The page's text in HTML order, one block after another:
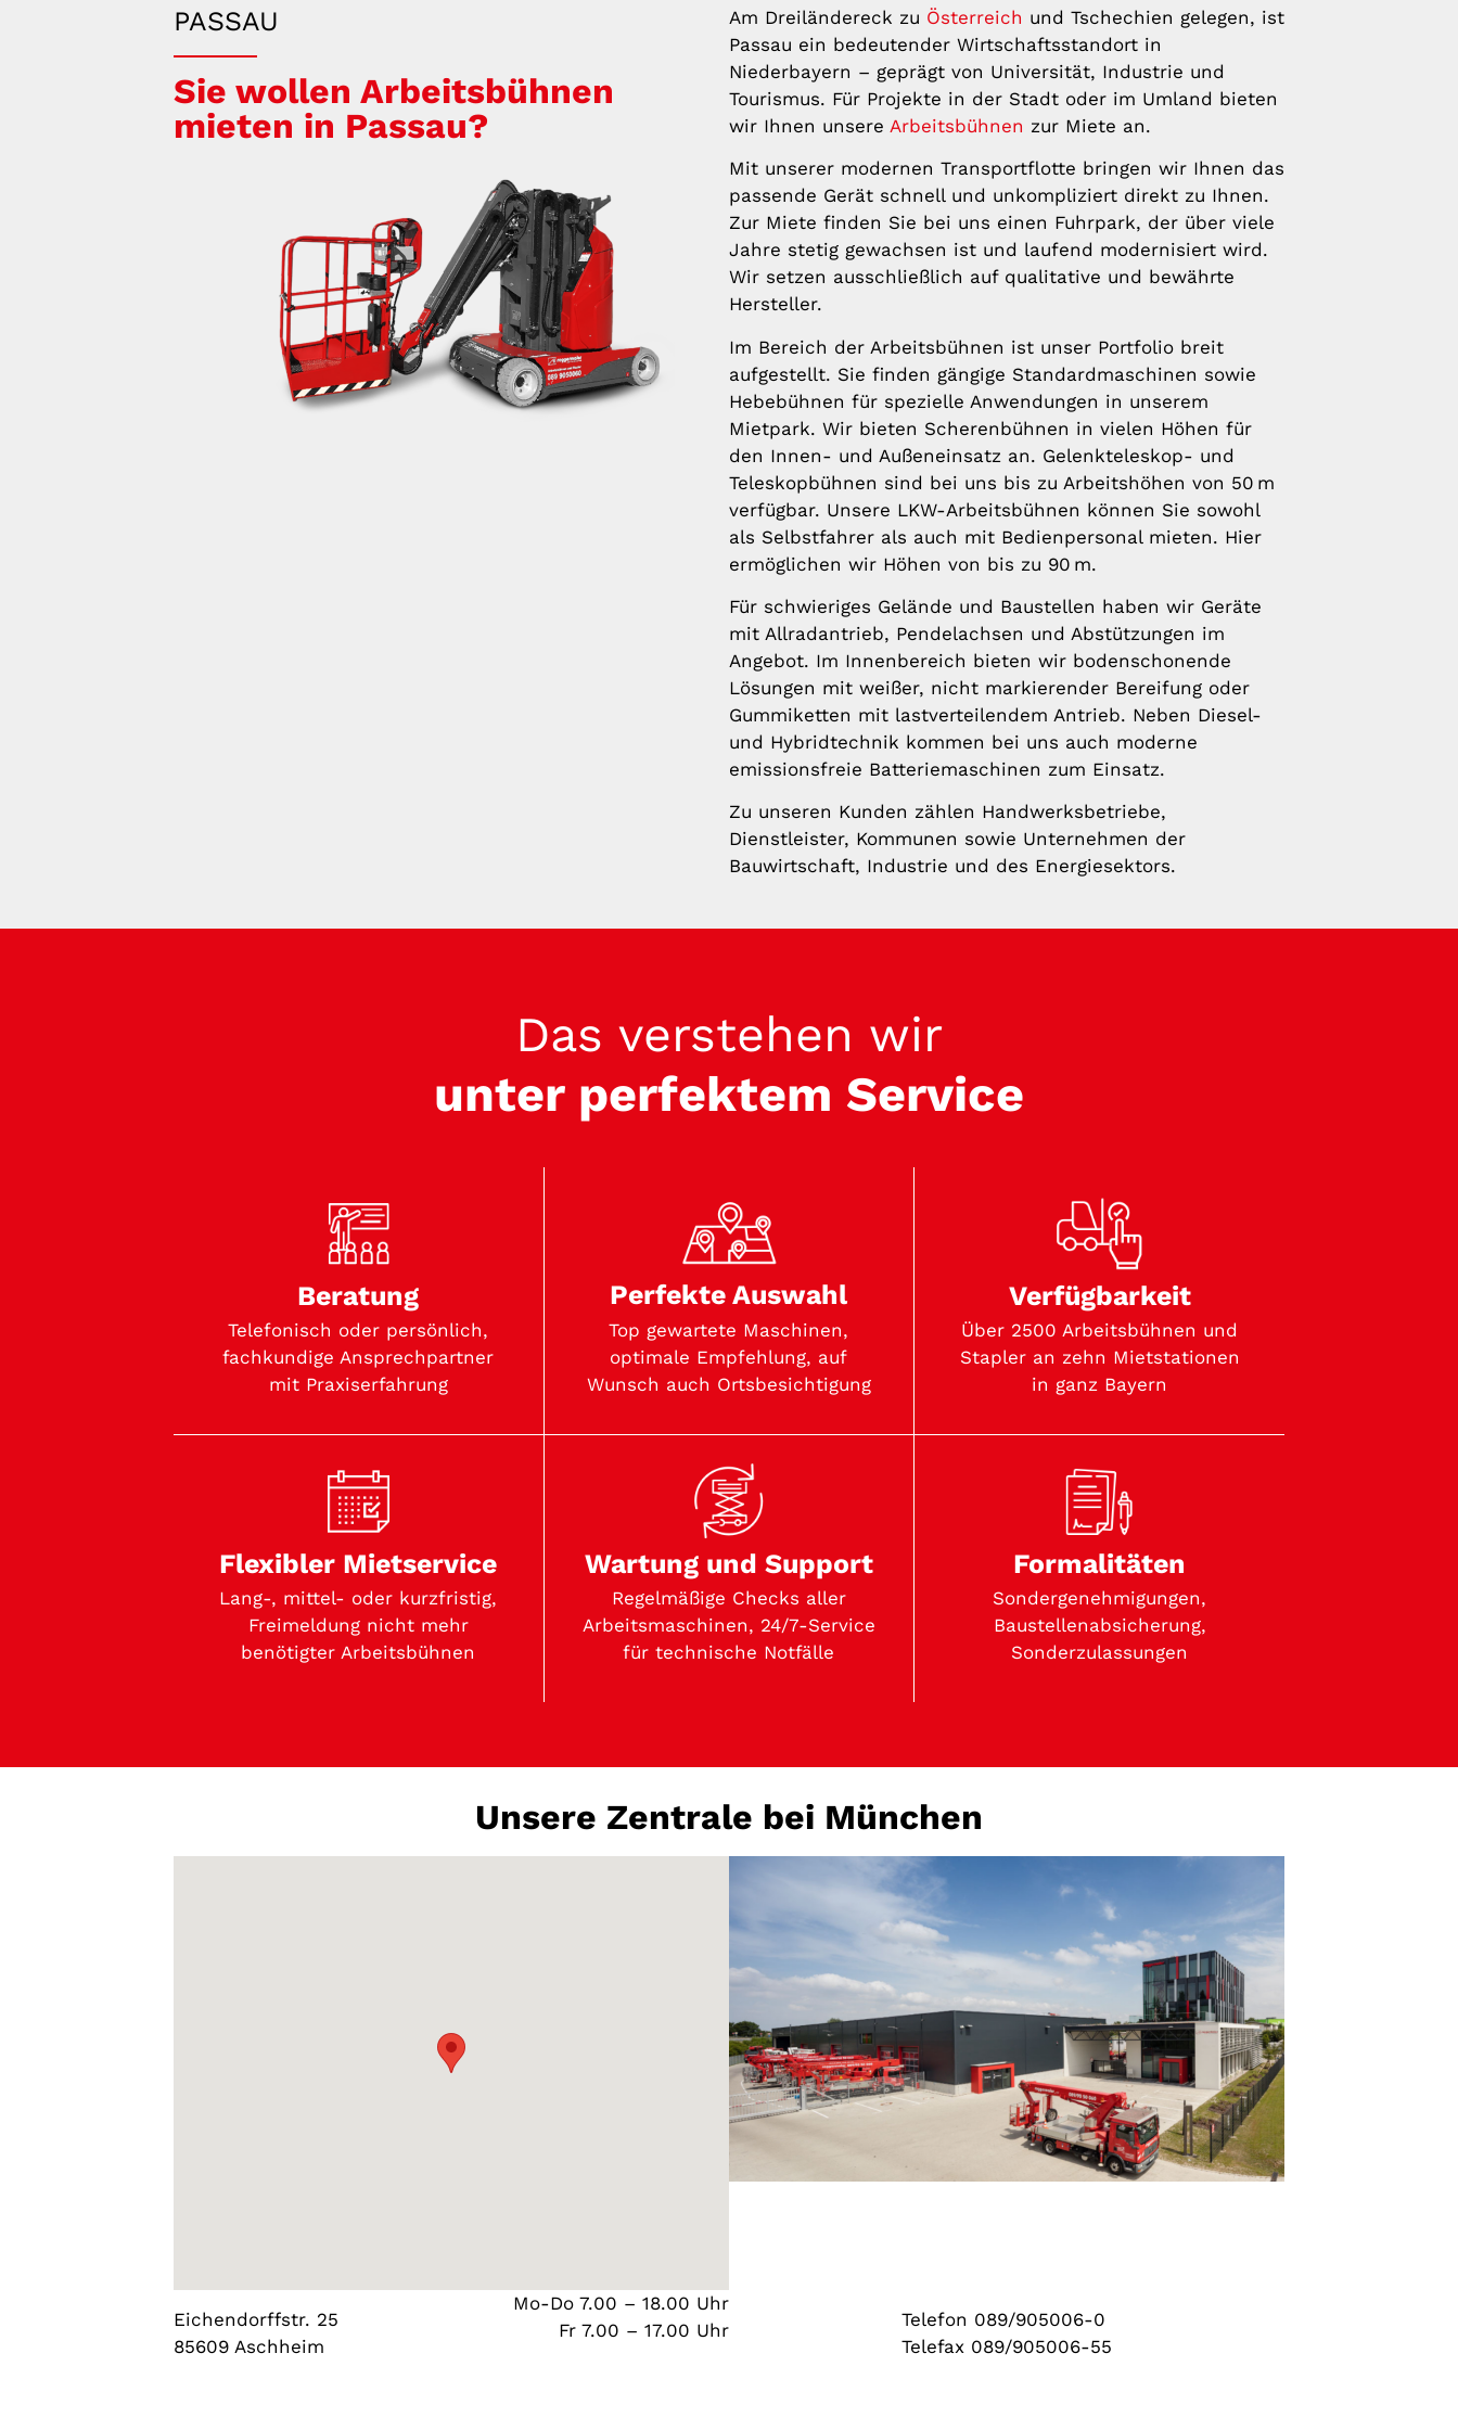
PASSAU
Sie wollen Arbeitsbühnen
mieten in Passau?
Am Dreiländereck zu Österreich und Tschechien gelegen, ist
Passau ein bedeutender Wirtschaftsstandort in
Niederbayern – geprägt von Universität, Industrie und
Tourismus. Für Projekte in der Stadt oder im Umland bieten
wir Ihnen unsere Arbeitsbühnen zur Miete an.
Mit unserer modernen Transportflotte bringen wir Ihnen das
passende Gerät schnell und unkompliziert direkt zu Ihnen.
Zur Miete finden Sie bei uns einen Fuhrpark, der über viele
Jahre stetig gewachsen ist und laufend modernisiert wird.
Wir setzen ausschließlich auf qualitative und bewährte
Hersteller.
Im Bereich der Arbeitsbühnen ist unser Portfolio breit
aufgestellt. Sie finden gängige Standardmaschinen sowie
Hebebühnen für spezielle Anwendungen in unserem
Mietpark. Wir bieten Scherenbühnen in vielen Höhen für
den Innen- und Außeneinsatz an. Gelenkteleskop- und
Teleskopbühnen sind bei uns bis zu Arbeitshöhen von 50 m
verfügbar. Unsere LKW-Arbeitsbühnen können Sie sowohl
als Selbstfahrer als auch mit Bedienpersonal mieten. Hier
ermöglichen wir Höhen von bis zu 90 m.
Für schwieriges Gelände und Baustellen haben wir Geräte
mit Allradantrieb, Pendelachsen und Abstützungen im
Angebot. Im Innenbereich bieten wir bodenschonende
Lösungen mit weißer, nicht markierender Bereifung oder
Gummiketten mit lastverteilendem Antrieb. Neben Diesel-
und Hybridtechnik kommen bei uns auch moderne
emissionsfreie Batteriemaschinen zum Einsatz.
Zu unseren Kunden zählen Handwerksbetriebe,
Dienstleister, Kommunen sowie Unternehmen der
Bauwirtschaft, Industrie und des Energiesektors.
Das verstehen wir
unter perfektem Service
Beratung
Telefonisch oder persönlich,
fachkundige Ansprechpartner
mit Praxiserfahrung
Perfekte Auswahl
Top gewartete Maschinen,
optimale Empfehlung, auf
Wunsch auch Ortsbesichtigung
Verfügbarkeit
Über 2500 Arbeitsbühnen und
Stapler an zehn Mietstationen
in ganz Bayern
Flexibler Mietservice
Lang-, mittel- oder kurzfristig,
Freimeldung nicht mehr
benötigter Arbeitsbühnen
Wartung und Support
Regelmäßige Checks aller
Arbeitsmaschinen, 24/7-Service
für technische Notfälle
Formalitäten
Sondergenehmigungen,
Baustellenabsicherung,
Sonderzulassungen
Unsere Zentrale bei München
Eichendorffstr. 25
85609 Aschheim
Mo-Do 7.00 – 18.00 Uhr
Fr 7.00 – 17.00 Uhr
Telefon 089/905006-0
Telefax 089/905006-55